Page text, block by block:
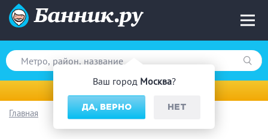
Ваш город Москва?
ДА, ВЕРНО НЕТ
Вид парной
Главная